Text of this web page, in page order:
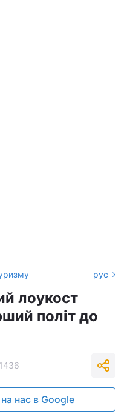
рус
лоукост
політ до
1436
нас в Google